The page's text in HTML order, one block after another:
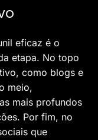
eficaz é o
etapa. No topo
como blogs e
meio,
mais profundos
Por fim, no
que